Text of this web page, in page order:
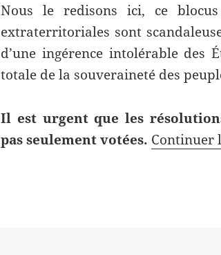
Nous le redisons ici, ce
extraterritoriales sont
d’une ingérence intolérable des
totale de la souveraineté des
Il est urgent que les
pas seulement votées. Continuer